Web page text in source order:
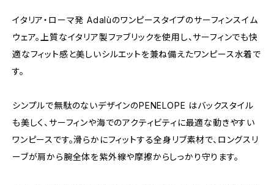
イタリア・ローマ発 Adalùのワンピースタイプのサーフィンスイム
ウェア。上質なイタリア製ファブリックを使用し、サーフィンでも快
適なフィット感と美しいシルエットを兼ね備えたワンピース水着で
す。
シンプルで無駄のないデザインのPENELOPE はバックスタイル
も美しく、サーフィンや海でのアクティビティに最適な動きやすい
ワンピースです。滑らかにフィットする全身リブ素材で、ロングスリ
ーブが肩から腕全体を紫外線や摩擦からしっかり守ります。